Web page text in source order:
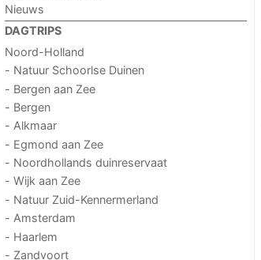
Nieuws
DAGTRIPS
Noord-Holland
- Natuur Schoorlse Duinen
- Bergen aan Zee
- Bergen
- Alkmaar
- Egmond aan Zee
- Noordhollands duinreservaat
- Wijk aan Zee
- Natuur Zuid-Kennermerland
- Amsterdam
- Haarlem
- Zandvoort